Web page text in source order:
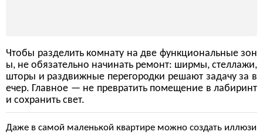
Чтобы разделить комнату на две функциональные зон
ы, не обязательно начинать ремонт: ширмы, стеллажи,
шторы и раздвижные перегородки решают задачу за в
ечер. Главное — не превратить помещение в лабиринт
и сохранить свет.
Даже в самой маленькой квартире можно создать иллюзи